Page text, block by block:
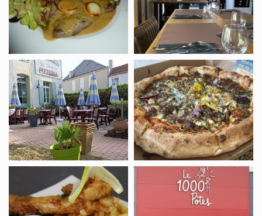
Restaurant
Le
Viviera
Pizzeria
Le
Five
DES
1000